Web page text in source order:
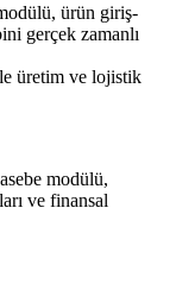
ürün giriş-
gerçek zamanlı
üretim ve lojistik
modülü,
ve finansal